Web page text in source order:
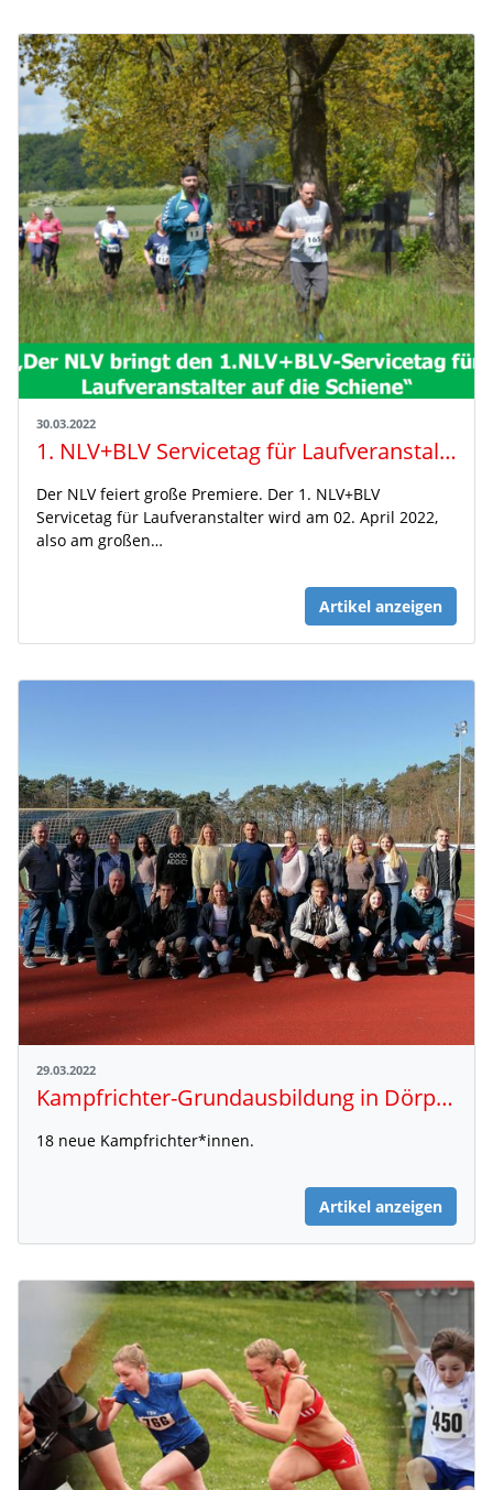
30.03.2022
1. NLV+BLV Servicetag für Laufveranstalter am 02.04.2022 in Hannover
Der NLV feiert große Premiere. Der 1. NLV+BLV
Servicetag für Laufveranstalter wird am 02. April 2022,
also am großen…
Artikel anzeigen
29.03.2022
Kampfrichter-Grundausbildung in Dörpen
18 neue Kampfrichter*innen.
Artikel anzeigen